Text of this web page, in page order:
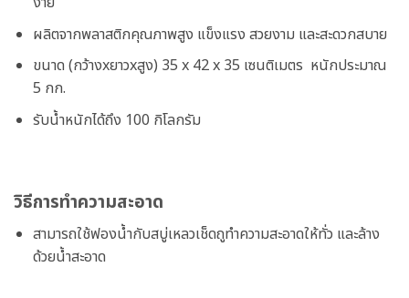
ผลิตจากพลาสติกคุณภาพสูง แข็งแรง สวยงาม และสะดวกสบาย
ขนาด (กว้างxยาวxสูง) 35 x 42 x 35 เซนติเมตร หนักประมาณ
5 กก.
รับน้ำหนักได้ถึง 100 กิโลกรัม
วิธีการทำความสะอาด
สามารถใช้ฟองน้ำกับสบู่เหลวเช็ดถูทำความสะอาดให้ทั่ว และล้าง
ด้วยน้ำสะอาด